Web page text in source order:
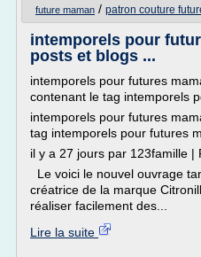
future maman / patron couture
intemporels pour
posts et blogs ...
intemporels pour futures
contenant le tag intemporels
intemporels pour futures
tag intemporels pour futures
il y a 27 jours par 123famille |
Le voici le nouvel ouvrage
créatrice de la marque
réaliser facilement des...
Lire la suite